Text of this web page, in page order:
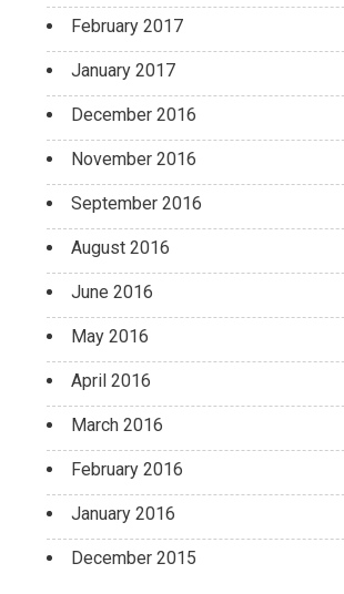
February 2017
January 2017
December 2016
November 2016
September 2016
August 2016
June 2016
May 2016
April 2016
March 2016
February 2016
January 2016
December 2015